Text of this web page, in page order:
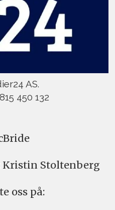
AS.
450 132
Kristin Stoltenberg
oss på: